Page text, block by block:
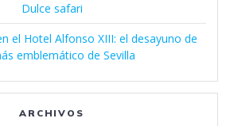
Dulce safari
el Hotel Alfonso XIII: el desayuno de
emblemático de Sevilla
ARCHIVOS